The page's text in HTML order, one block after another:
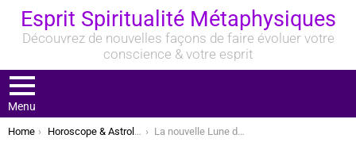
Esprit Spiritualité Métaphysiques
Découvrez de nouvelles façons de faire évoluer votre
conscience & votre esprit
Menu
You are here:
Home Horoscope & Astrologie : que disent les astres ? La nouvelle Lune du 4 novembre 2021 va faire bouger les choses